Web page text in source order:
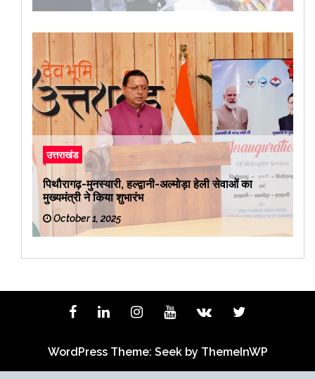
उत्तराखंड
पिथौरागढ़-मुनस्यारी, हल्द्वानी-अल्मोड़ा हेली सेवाओं का
मुख्यमंत्री ने किया शुभारंभ
October 1, 2025
WordPress Theme: Seek by ThemeInWP